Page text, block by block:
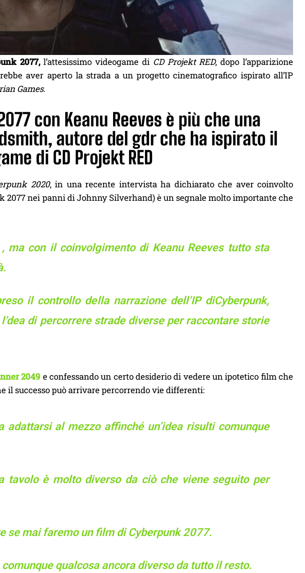
2077,l’attesissimo videogame di CD Projekt RED, dopo l’apparizione
aver aperto la strada a un progetto cinematografico ispirato all’IP
Games.
con Keanu Reeves è più che una
autore del gdr che ha ispirato il
di CD Projekt RED
2020, in una recente intervista ha dichiarato che aver coinvolto
2077 nei panni di Johnny Silverhand) è un segnale molto importante che
ma con il coinvolgimento di Keanu Reeves tutto sta
il controllo della narrazione dell’IP diCyberpunk,
di percorrere strade diverse per raccontare storie
2049 e confessando un certo desiderio di vedere un ipotetico film che
il successo può arrivare percorrendo vie differenti:
al mezzo affinché un’idea risulti comunque
tavolo è molto diverso da ciò che viene seguito per
se mai faremo un film di Cyberpunk 2077.
qualcosa ancora diverso da tutto il resto.